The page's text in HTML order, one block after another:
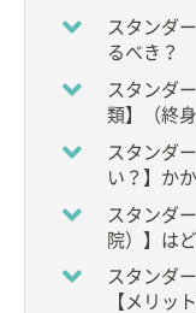
【資格】
◇
獣医師
【所属】
◆ 公益社
◆アジア
理事
【メディ
◇Webメ
スタンダ
るべき？
スタンダ
類】（終
スタンダ
い？】か
スタンダ
院）】は
スタンダ
【メリッ